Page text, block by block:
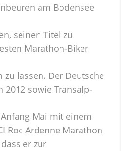
am Bodensee
seinen Titel zu
Marathon-Biker
zu lassen. Der Deutsche
2012 sowie Transalp-
Mai mit einem
Roc Ardenne Marathon
er zur